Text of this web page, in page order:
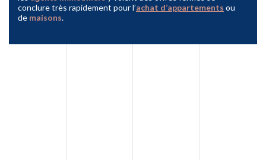
conclure très rapidement pour l’achat d’appartements ou
de maisons.